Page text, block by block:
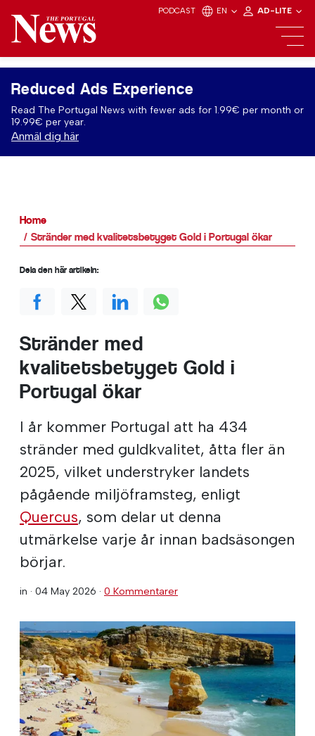
PODCAST EN AD-LITE
Reduced Ads Experience
Read The Portugal News with fewer ads for 1.99€ per month or
19.99€ per year.
Anmäl dig här
Home
Stränder med kvalitetsbetyget Gold i Portugal ökar
Stränder med
kvalitetsbetyget Gold i
Portugal ökar
I år kommer Portugal att ha 434
stränder med guldkvalitet, åtta fler än
2025, vilket understryker landets
pågående miljöframsteg, enligt
Quercus, som delar ut denna
utmärkelse varje år innan badsäsongen
börjar.
in · 04 May 2026 · 0 Kommentarer
Dela den här artikeln: